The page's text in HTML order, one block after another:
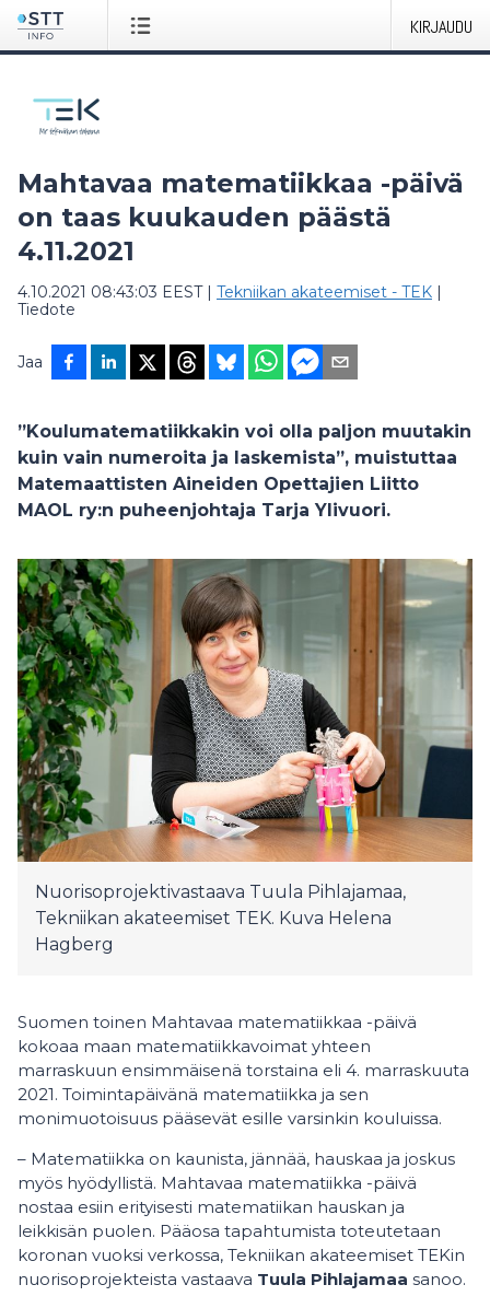
KIRJAUDU
Mahtavaa matematiikkaa -päivä
on taas kuukauden päästä
4.11.2021
4.10.2021 08:43:03 EEST| Tekniikan akateemiset - TEK |
Tiedote
Jaa
”Koulumatematiikkakin voi olla paljon muutakin
kuin vain numeroita ja laskemista”, muistuttaa
Matemaattisten Aineiden Opettajien Liitto
MAOL ry:n puheenjohtaja Tarja Ylivuori.
Nuorisoprojektivastaava Tuula Pihlajamaa,
Tekniikan akateemiset TEK. Kuva Helena
Hagberg
Suomen toinen Mahtavaa matematiikkaa -päivä
kokoaa maan matematiikkavoimat yhteen
marraskuun ensimmäisenä torstaina eli 4. marraskuuta
2021. Toimintapäivänä matematiikka ja sen
monimuotoisuus pääsevät esille varsinkin kouluissa.
– Matematiikka on kaunista, jännää, hauskaa ja joskus
myös hyödyllistä. Mahtavaa matematiikka -päivä
nostaa esiin erityisesti matematiikan hauskan ja
leikkisän puolen. Pääosa tapahtumista toteutetaan
koronan vuoksi verkossa, Tekniikan akateemiset TEKin
nuorisoprojekteista vastaava Tuula Pihlajamaa sanoo.